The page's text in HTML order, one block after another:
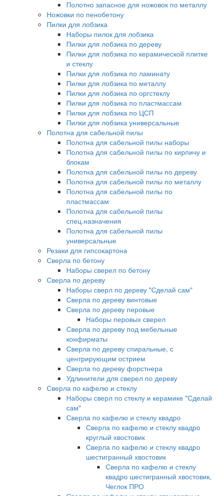
Полотно запасное для ножовок по металлу
Ножовки по пенобетону
Пилки для лобзика
Наборы пилок для лобзика
Пилки для лобзика по дереву
Пилки для лобзика по керамической плитке
и стеклу
Пилки для лобзика по ламинату
Пилки для лобзика по металлу
Пилки для лобзика по оргстеклу
Пилки для лобзика по пластмассам
Пилки для лобзика по ЦСП
Пилки для лобзика универсальные
Полотна для сабельной пилы
Полотна для сабельной пилы наборы
Полотна для сабельной пилы по кирпичу и
блокам
Полотна для сабельной пилы по дереву
Полотна для сабельной пилы по металлу
Полотна для сабельной пилы по
пластмассам
Полотна для сабельной пилы
спец.назначения
Полотна для сабельной пилы
универсальные
Резаки для гипсокартона
Сверла по бетону
Наборы сверел по бетону
Сверла по дереву
Наборы сверл по дереву "Сделай сам"
Сверла по дереву винтовые
Сверла по дереву перовые
Наборы перовых сверел
Сверла по дереву под мебельные
конфирматы
Сверла по дереву спиральные, с
центрирующим острием
Сверла по дереву форстнера
Удлинители для сверел по дереву
Сверла по кафелю и стеклу
Наборы сверл по стеклу и керамике "Сделай
сам"
Сверла по кафелю и стеклу квадро
Сверла по кафелю и стеклу квадро
круглый хвостовик
Сверла по кафелю и стеклу квадро
шестигранный хвостовик
Сверла по кафелю и стеклу
квадро шестигранный хвостовик,
Чеглок ПРО